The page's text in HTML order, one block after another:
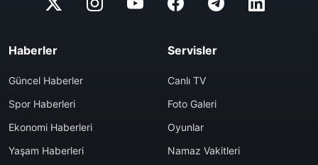
Haberler
Güncel Haberler
Spor Haberleri
Ekonomi Haberleri
Yaşam Haberleri
Servisler
Canlı TV
Foto Galeri
Oyunlar
Namaz Vakitleri